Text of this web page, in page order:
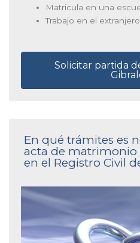
Matricula en una
Trabajo en el extranjero
Solicitar partida
En qué trámites es
acta de matrimonio
en el Registro Civil